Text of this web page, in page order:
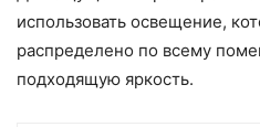
использовать освещение,
распределено по всему
подходящую яркость.